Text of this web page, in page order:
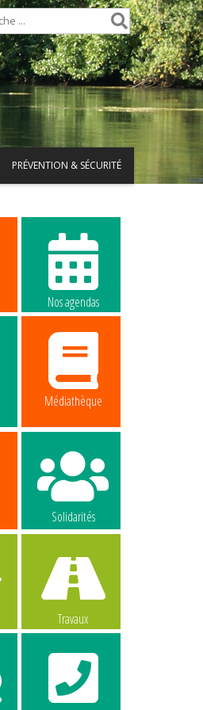
PRÉVENTION & SÉCURITÉ
Nos agendas
Médiathèque
Solidarités
Travaux